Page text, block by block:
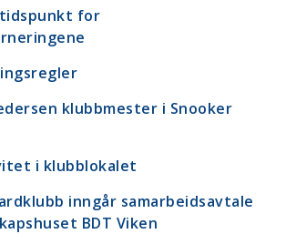
for
klubbmester i Snooker
i klubblokalet
inngår samarbeidsavtale
BDT Viken